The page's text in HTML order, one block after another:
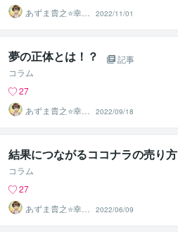
あずま貴之⭐幸せ
自分軸の生き方
育成コーチ
2022/11/01
夢の正体とは！？
記事
コラム
27
あずま貴之⭐幸せ
自分軸の生き方
育成コーチ
2022/09/18
結果につながるココナラの売り方
コラム
27
あずま貴之⭐幸せ
自分軸の生き方
育成コーチ
2022/06/09